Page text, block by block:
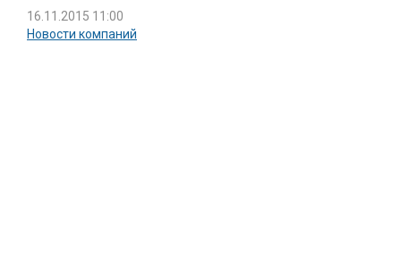
16.11.2015 11:00
Новости компаний